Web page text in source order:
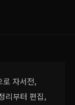
로 자서전,
리부터 편집,